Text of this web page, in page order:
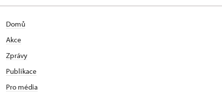
Domů
Akce
Zprávy
Publikace
Pro média